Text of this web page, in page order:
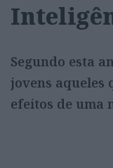
Segundo esta
jovens aqueles
efeitos de uma